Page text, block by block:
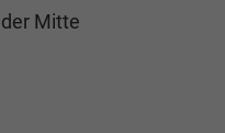
Mitte